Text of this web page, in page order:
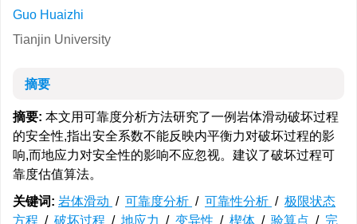
Guo Huaizhi
Tianjin University
摘要
摘要: 本文用可靠度分析方法研究了一例岩体滑动破坏过程
的安全性,指出安全系数不能反映内平衡力对破坏过程的影
响,而地应力对安全性的影响不应忽视。建议了破坏过程可
靠度估值算法。
关键词: 岩体滑动 / 可靠度分析 / 可靠性分析 / 极限状态
方程 / 破坏过程 / 地应力 / 变异性 / 楔体 / 验算点 / 完